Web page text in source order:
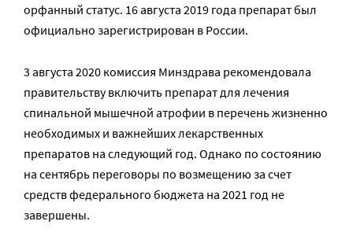
орфанный статус. 16 августа 2019 года препарат был
официально зарегистрирован в России.
3 августа 2020 комиссия Минздрава рекомендовала
правительству включить препарат для лечения
спинальной мышечной атрофии в перечень жизненно
необходимых и важнейших лекарственных
препаратов на следующий год. Однако по состоянию
на сентябрь переговоры по возмещению за счет
средств федерального бюджета на 2021 год не
завершены.